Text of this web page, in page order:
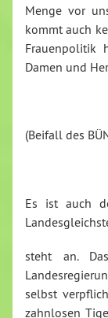
Menge vor
kommt auch
Frauenpolitik
Damen und
(Beifall des
Es ist auch
steht an.
selbst
zahnlosen